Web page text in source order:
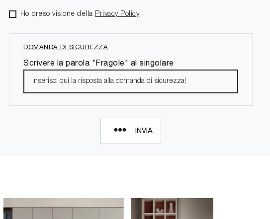
Ho preso visione della Privacy Policy
DOMANDA DI SICUREZZA
Scrivere la parola "Fragole" al singolare
INVIA